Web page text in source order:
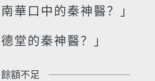
華口中的秦神醫？」
堂的秦神醫？」
餘額不足